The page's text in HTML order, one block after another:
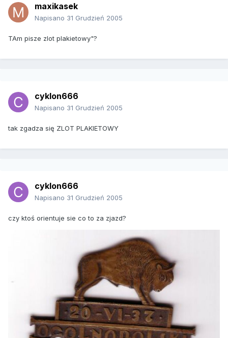
maxikasek
Napisano 31 Grudzień 2005
TAm pisze zlot plakietowy"?
cyklon666
Napisano 31 Grudzień 2005
tak zgadza się ZLOT PLAKIETOWY
cyklon666
Napisano 31 Grudzień 2005
czy ktoś orientuje sie co to za zjazd?